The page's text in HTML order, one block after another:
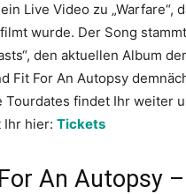
Live Video zu „Warfare“,
wurde. Der Song
den aktuellen Album
Fit For An Autopsy
Tourdates findet Ihr weiter
Ihr hier: Tickets
An Autopsy –